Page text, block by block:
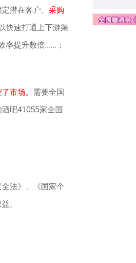
潜在客户。 采购
快速打通上下游渠
率提升数倍......；
市场。 需要全国
吧41055家全国
法》、《国家个
。